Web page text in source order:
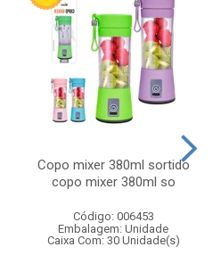
Copo mixer 380ml sortido
copo mixer 380ml so
Código: 006453
Embalagem: Unidade
Caixa Com: 30 Unidade(s)